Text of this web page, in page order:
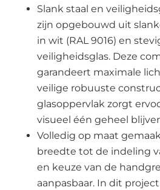
Slank staal en
zijn opgebouwd uit
in wit (RAL 9016) en
veiligheidsglas. Deze
garandeert maximale
veilige robuuste
glasoppervlak zorgt
visueel één geheel
Volledig op maat
breedte tot de indeling
en keuze van de
aanpasbaar. In dit